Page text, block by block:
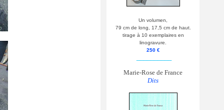
Un volumen,
79 cm de long, 17,5 cm de haut.
tirage à 10 exemplaires en
linogravure.
250 €
Marie-Rose de France
Dits